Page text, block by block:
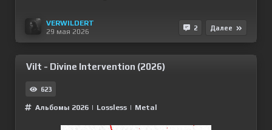
VERWILDERT
29 мая 2026
2 Далее
Vilt - Divine Intervention (2026)
623
Альбомы 2026 | Lossless | Metal